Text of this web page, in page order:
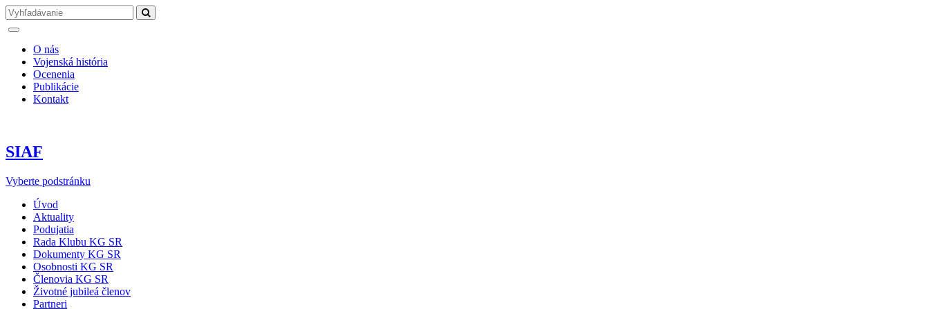
O nás
Vojenská história
Ocenenia
Publikácie
Kontakt
SIAF
Vyberte podstránku
Úvod
Aktuality
Podujatia
Rada Klubu KG SR
Dokumenty KG SR
Osobnosti KG SR
Členovia KG SR
Životné jubileá členov
Partneri